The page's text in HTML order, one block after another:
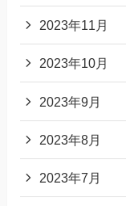
2023年11月
2023年10月
2023年9月
2023年8月
2023年7月